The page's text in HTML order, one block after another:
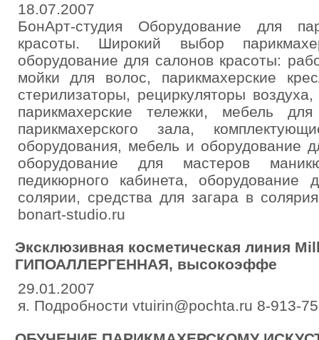
18.07.2007
БонАрт-студия Оборудование для
красоты. Широкий выбор
оборудование для салонов красоты:
мойки для волос, парикмахерские
стерилизаторы, рециркуляторы
парикмахерские тележки, мебель
парикмахерского зала,
оборудования, мебель и оборудование
оборудование для мастеров
педикюрного кабинета, оборудование
солярии, средства для загара в
bonart-studio.ru
Эксклюзивная косметическая линия
ГИПОАЛЛЕРГЕННАЯ, высокоэффе
29.01.2007
я. Подробности vtuirin@pochta.ru 8-913-